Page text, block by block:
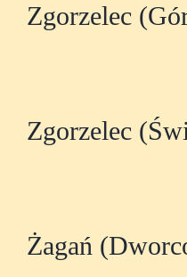
Zgorzelec
Zgorzelec
Żagań